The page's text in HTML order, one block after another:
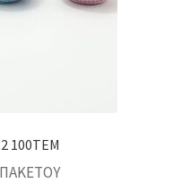
100ΤΕΜ